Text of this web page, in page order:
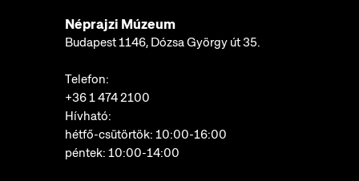
Néprajzi Múzeum
Budapest 1146, Dózsa György út 35.
Telefon:
+36 1 474 2100
Hívható:
hétfő-csütörtök: 10:00-16:00
péntek: 10:00-14:00